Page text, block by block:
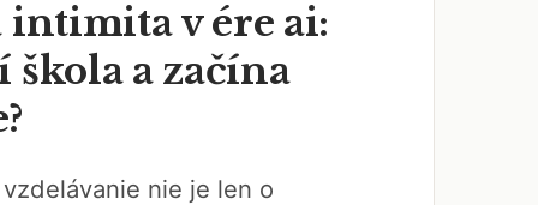
v ére ai:
škola a začína
nie je len o